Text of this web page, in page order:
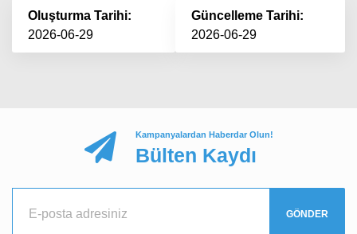
Oluşturma Tarihi:
2026-06-29
Güncelleme Tarihi:
2026-06-29
Kampanyalardan Haberdar Olun!
Bülten Kaydı
GÖNDER